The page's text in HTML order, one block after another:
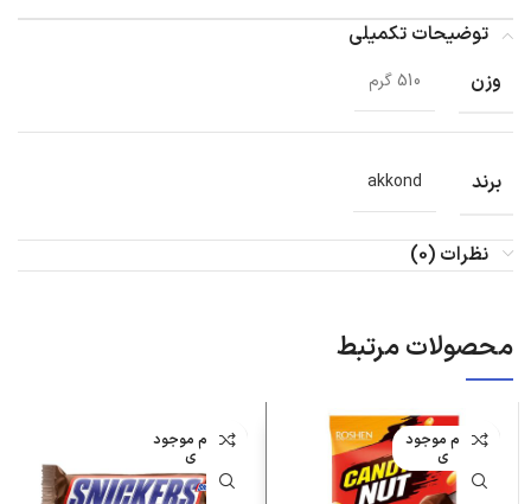
توضیحات تکمیلی
وزن
510 گرم
برند akkond
نظرات (0)
محصولات مرتبط
اتمام موجود
ی
اتمام موجود
ی